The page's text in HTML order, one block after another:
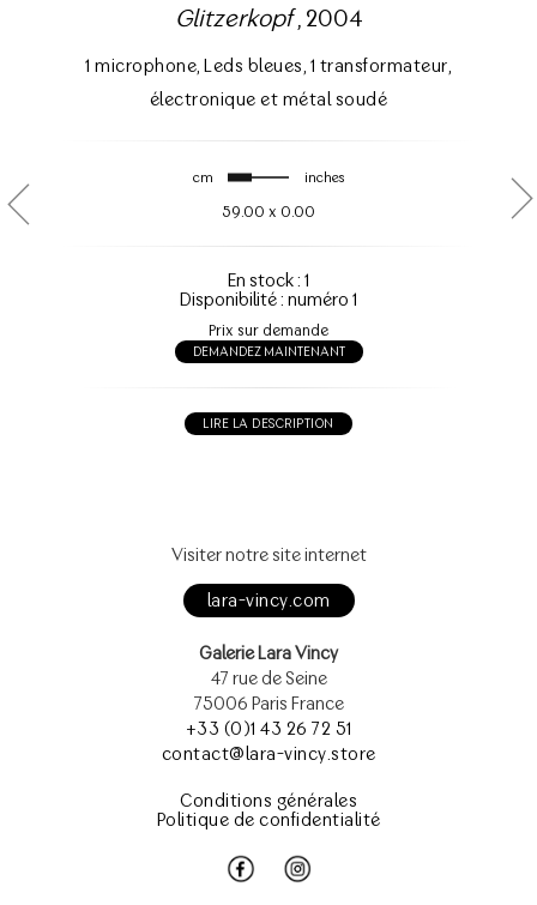
Glitzerkopf, 2004
1 microphone,Leds bleues, 1 transformateur,
électronique et métal soudé
cm inches
59.00 x 0.00
En stock : 1
Disponibilité : numéro 1
Prix sur demande
DEMANDEZ MAINTENANT
LIRE LA DESCRIPTION
Visiter notre site internet
lara-vincy.com
Galerie Lara Vincy
47 rue de Seine
75006 Paris France
+33 (0)1 43 26 72 51
contact@lara-vincy.store
Conditions générales
Politique de confidentialité